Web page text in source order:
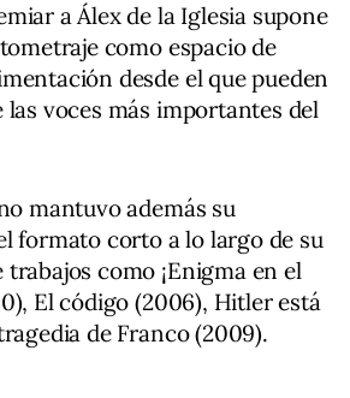
a Álex de la Iglesia supone
como espacio de
desde el que pueden
las voces más importantes del
mantuvo además su
formato corto a lo largo de su
como ¡Enigma en el
El código (2006), Hitler está
de Franco (2009).